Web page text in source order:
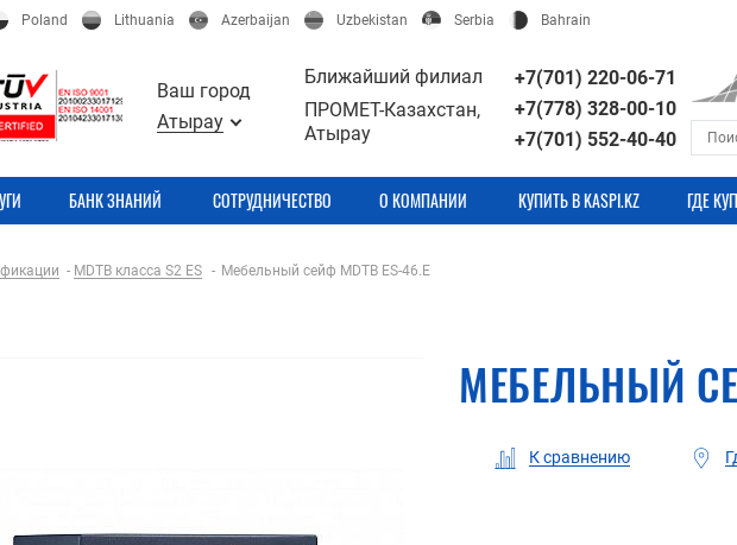
Poland Lithuania Azerbaijan Uzbekistan Serbia Bahrain
Ваш город
Атырау
Ближайший филиал
ПРОМЕТ-Казахстан,
Атырау
+7(701) 220-06-71
+7(778) 328-00-10
+7(701) 552-40-40
БАНК ЗНАНИЙ СОТРУДНИЧЕСТВО О КОМПАНИИ КУПИТЬ В KASPI.KZ ГДЕ
MDTB класса S2 ES Мебельный сейф МDТВ ES-46.E
МЕБЕЛЬНЫЙ
К сравнению